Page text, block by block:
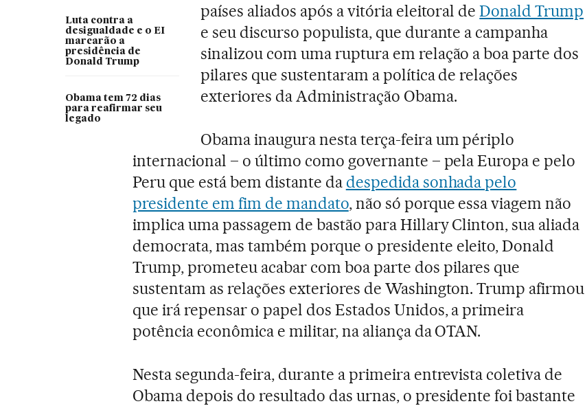
Luta contra a
desigualdade e o EI
marcarão a
presidência de
Donald Trump
Obama tem 72 dias
para reafirmar seu
legado
países aliados após a vitória eleitoral deDonald Trump
e seu discurso populista, que durante a campanha
sinalizou com uma ruptura em relação a boa parte dos
pilares que sustentaram a política de relações
exteriores da Administração Obama.
Obama inaugura nesta terça-feira um périplo
internacional – o último como governante – pela Europa e pelo
Peru que está bem distante da despedida sonhada pelo
presidente em fim de mandato, não só porque essa viagem não
implica uma passagem de bastão para Hillary Clinton, sua aliada
democrata, mas também porque o presidente eleito, Donald
Trump, prometeu acabar com boa parte dos pilares que
sustentam as relações exteriores de Washington. Trump afirmou
que irá repensar o papel dos Estados Unidos, a primeira
potência econômica e militar, na aliança da OTAN.
Nesta segunda-feira, durante a primeira entrevista coletiva de
Obama depois do resultado das urnas, o presidente foi bastante